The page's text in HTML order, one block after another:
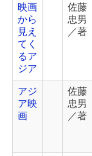
映画
から
見え
てく
るア
ジア
佐藤
忠男
／著
アジ
ア映
画
佐藤
忠男
／著